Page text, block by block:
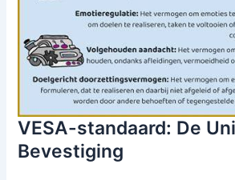
VESA-standaard: De
Bevestiging